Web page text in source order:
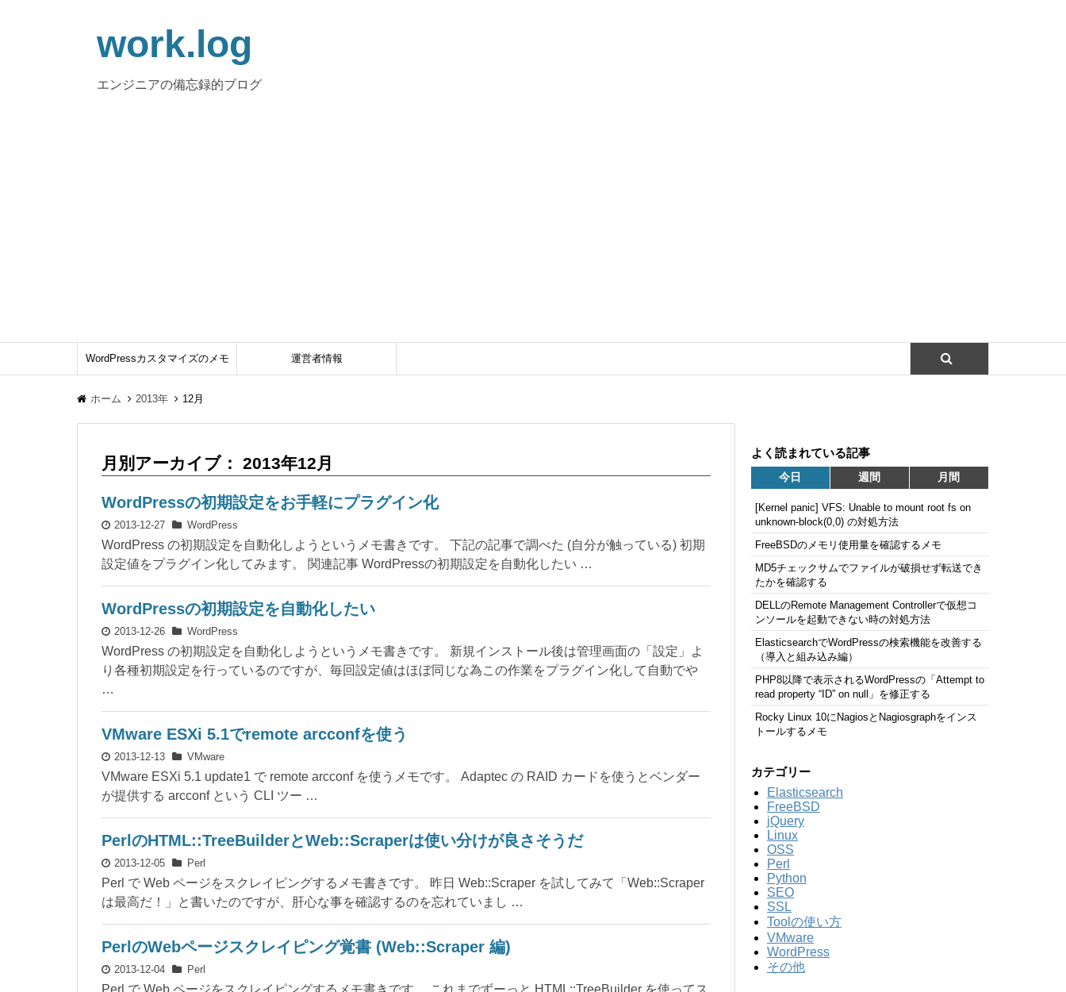
work.log
エンジニアの備忘録的ブログ
WordPressカスタマイズのメモ 運営者情報
ホーム 2013年 12月
月別アーカイブ： 2013年12月
WordPressの初期設定をお手軽にプラグイン化
2013-12-27 WordPress
WordPress の初期設定を自動化しようというメモ書きです。 下記の記事で調べた (自分が触っている) 初期
設定値をプラグイン化してみます。 関連記事 WordPressの初期設定を自動化したい …
WordPressの初期設定を自動化したい
2013-12-26 WordPress
WordPress の初期設定を自動化しようというメモ書きです。 新規インストール後は管理画面の「設定」よ
り各種初期設定を行っているのですが、毎回設定値はほぼ同じな為この作業をプラグイン化して自動でや
…
VMware ESXi 5.1でremote arcconfを使う
2013-12-13 VMware
VMware ESXi 5.1 update1 で remote arcconf を使うメモです。 Adaptec の RAID カードを使うとベンダー
が提供する arcconf という CLI ツー …
PerlのHTML::TreeBuilderとWeb::Scraperは使い分けが良さそうだ
2013-12-05 Perl
Perl で Web ページをスクレイピングするメモ書きです。 昨日 Web::Scraper を試してみて「Web::Scraper
は最高だ！」と書いたのですが、肝心な事を確認するのを忘れていまし …
PerlのWebページスクレイピング覚書 (Web::Scraper 編)
2013-12-04 Perl
Perl で Web ページをスクレイピングするメモ書きです。 これまでずーっと HTML::TreeBuilder を使ってス
よく読まれている記事
今日 週間 月間
[Kernel panic] VFS: Unable to mount root fs on
unknown-block(0,0) の対処方法
FreeBSDのメモリ使用量を確認するメモ
MD5チェックサムでファイルが破損せず転送でき
たかを確認する
DELLのRemote Management Controllerで仮想コ
ンソールを起動できない時の対処方法
ElasticsearchでWordPressの検索機能を改善する
（導入と組み込み編）
PHP8以降で表示されるWordPressの「Attempt to
read property “ID” on null」を修正する
Rocky Linux 10にNagiosとNagiosgraphをインス
トールするメモ
カテゴリー
Elasticsearch
FreeBSD
jQuery
Linux
OSS
Perl
Python
SEO
SSL
Toolの使い方
VMware
WordPress
その他